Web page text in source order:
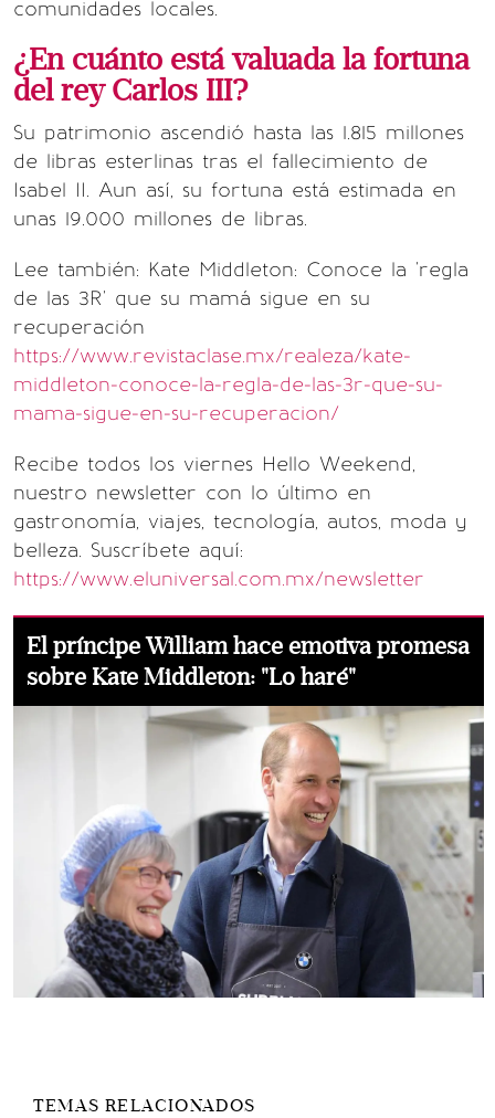
comunidades locales.
¿En cuánto está valuada la fortuna
del rey Carlos III?
Su patrimonio ascendió hasta las 1.815 millones
de libras esterlinas tras el fallecimiento de
Isabel II. Aun así, su fortuna está estimada en
unas 19.000 millones de libras.
Lee también: Kate Middleton: Conoce la 'regla
de las 3R' que su mamá sigue en su
recuperación
https://www.revistaclase.mx/realeza/kate-
middleton-conoce-la-regla-de-las-3r-que-su-
mama-sigue-en-su-recuperacion/
Recibe todos los viernes Hello Weekend,
nuestro newsletter con lo último en
gastronomía, viajes, tecnología, autos, moda y
belleza. Suscríbete aquí:
https://www.eluniversal.com.mx/newsletter
El príncipe William hace emotiva promesa
sobre Kate Middleton: "Lo haré"
TEMAS RELACIONADOS